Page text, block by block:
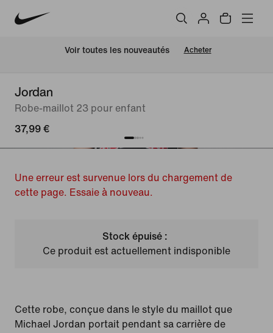
Voir toutes les nouveautés Acheter
Jordan
Robe-maillot 23 pour enfant
37,99 €
Une erreur est survenue lors du chargement de
cette page. Essaie à nouveau.
Stock épuisé :
Ce produit est actuellement indisponible
Cette robe, conçue dans le style du maillot que
Michael Jordan portait pendant sa carrière de